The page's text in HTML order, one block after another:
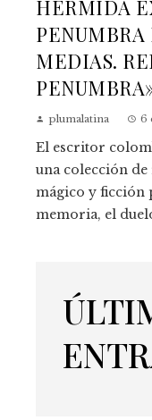
HERMIDA
PENUMBRA
MEDIAS.
plumalatina 6
El escritor
una colección
mágico y ficción
memoria, el